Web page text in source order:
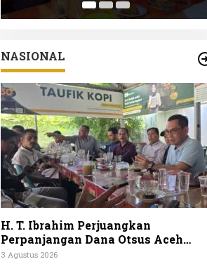
NASIONAL
H. T. Ibrahim Perjuangkan
Perpanjangan Dana Otsus Aceh
Lewat Revisi UUPA
3 Agustus 2026